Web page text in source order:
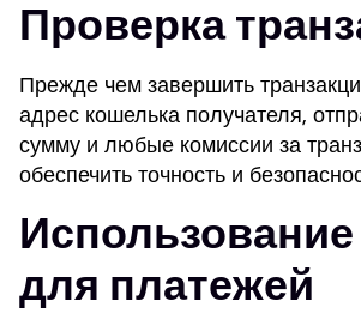
Проверка
Прежде чем завершить
адрес кошелька получателя,
сумму и любые комиссии за
обеспечить точность и
Использование
для платежей